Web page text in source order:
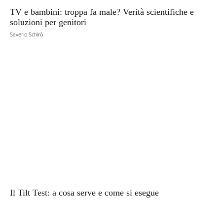
TV e bambini: troppa fa male? Verità scientifiche e
soluzioni per genitori
Saverio Schirò
Il Tilt Test: a cosa serve e come si esegue